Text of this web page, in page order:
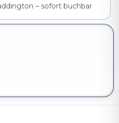
– sofort buchbar